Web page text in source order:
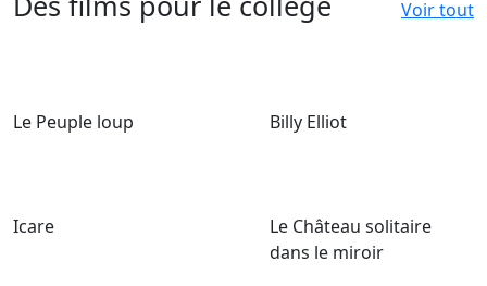
Voir tout
Le Peuple loup Billy Elliot
Icare
Le Château solitaire
dans le miroir